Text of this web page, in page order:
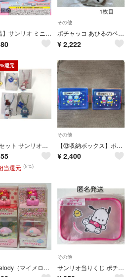
【新品】サンリオ ミニ貯金箱 ガチャガチャ マイメロ＆クロミ
その他
ポチャッコ あひるのペックル当りくじ
¥ 2,222
還元
○5種 セット サンリオキャラクターズツインチャーム vol.3
当還元 (5%)
その他
【⑬収納ボックス】ポチャッコ あひるのペックル当りくじ ２点セット
¥ 2,400
My Melody（マイメロディ） プラグマスコット 全4種類 4個セット
その他
サンリオ当りくじ ポチャッコペックル ポーチ【ポチャッコ】